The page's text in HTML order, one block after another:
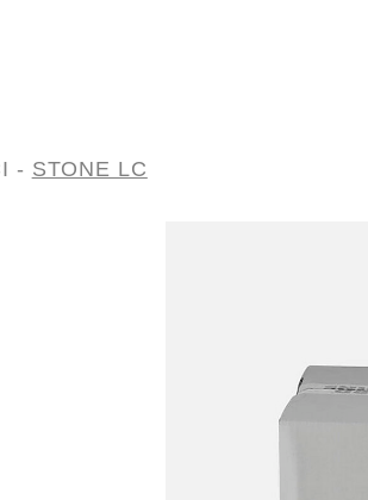
- STONE LC